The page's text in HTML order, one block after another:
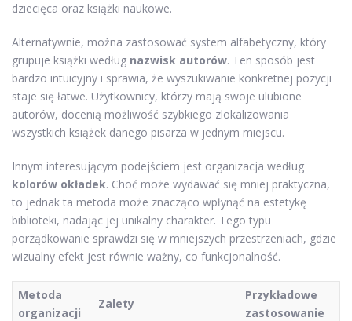
dziecięca oraz książki naukowe.
Alternatywnie, można zastosować system alfabetyczny, który
grupuje książki według nazwisk autorów. Ten sposób jest
bardzo intuicyjny i sprawia, że wyszukiwanie konkretnej pozycji
staje się łatwe. Użytkownicy, którzy mają swoje ulubione
autorów, docenią możliwość szybkiego zlokalizowania
wszystkich książek danego pisarza w jednym miejscu.
Innym interesującym podejściem jest organizacja według
kolorów okładek. Choć może wydawać się mniej praktyczna,
to jednak ta metoda może znacząco wpłynąć na estetykę
biblioteki, nadając jej unikalny charakter. Tego typu
porządkowanie sprawdzi się w mniejszych przestrzeniach, gdzie
wizualny efekt jest równie ważny, co funkcjonalność.
Metoda
organizacji
Zalety
Przykładowe
zastosowanie